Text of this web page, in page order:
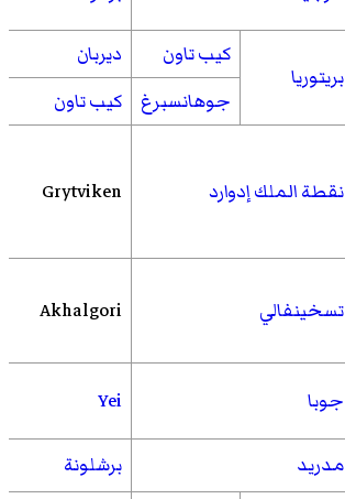
بريتوريا
كيب تاون
ديربان
جوهانسبرغ
كيب تاون
نقطة الملك إدوارد Grytviken
تسخينفالي Akhalgori
جوبا Yei
مدريد برشلونة